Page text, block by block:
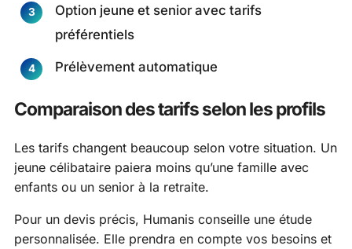
Option jeune et senior avec tarifs
préférentiels
Prélèvement automatique
Comparaison des tarifs selon les profils
Les tarifs changent beaucoup selon votre situation. Un
jeune célibataire paiera moins qu’une famille avec
enfants ou un senior à la retraite.
Pour un devis précis, Humanis conseille une étude
personnalisée. Elle prendra en compte vos besoins et